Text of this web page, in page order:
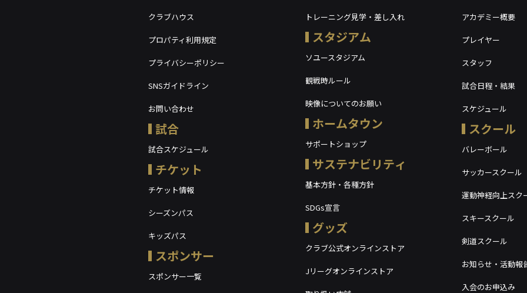
クラブハウス
プロパティ利用規定
プライバシーポリシー
SNSガイドライン
お問い合わせ
試合
試合スケジュール
チケット
チケット情報
シーズンパス
キッズパス
スポンサー
スポンサー一覧
トレーニング見学・差し入れ
スタジアム
ソユースタジアム
観戦時ルール
映像についてのお願い
ホームタウン
サポートショップ
サステナビリティ
基本方針・各種方針
SDGs宣言
グッズ
クラブ公式オンラインストア
Jリーグオンラインストア
アカデミー概要
プレイヤー
スタッフ
試合日程・結果
スケジュール
スクール
バレーボール
サッカースクール
運動神経向上スク
スキースクール
剣道スクール
お知らせ・活動報
入会のお申込み